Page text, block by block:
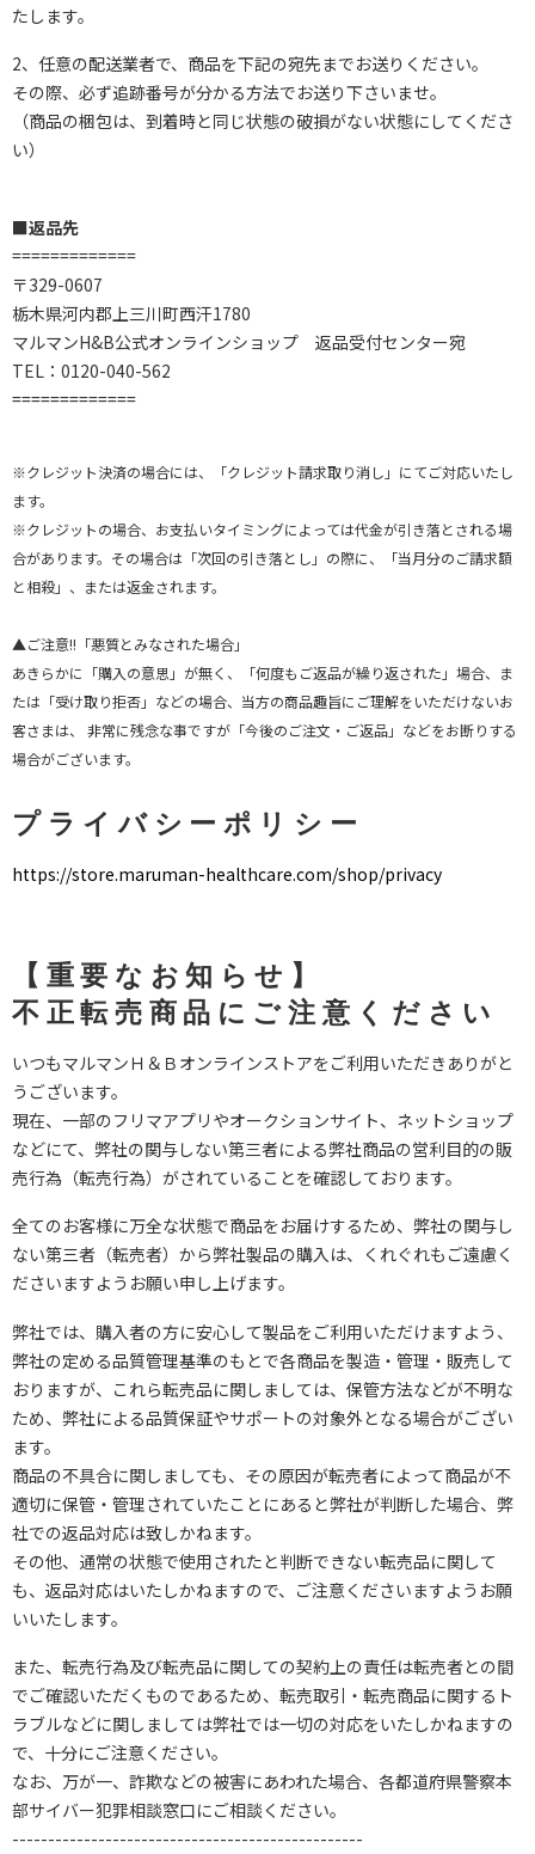
たします。
2、任意の配送業者で、商品を下記の宛先までお送りください。
その際、必ず追跡番号が分かる方法でお送り下さいませ。
（商品の梱包は、到着時と同じ状態の破損がない状態にしてくださ
い）
■返品先
=============
〒329-0607
栃木県河内郡上三川町西汗1780
マルマンH&B公式オンラインショップ 返品受付センター宛
TEL：0120-040-562
=============
※クレジット決済の場合には、「クレジット請求取り消し」にてご対応いたし
ます。
※クレジットの場合、お支払いタイミングによっては代金が引き落とされる場
合があります。その場合は「次回の引き落とし」の際に、「当月分のご請求額
と相殺」、または返金されます。
▲ご注意!!「悪質とみなされた場合」
あきらかに「購入の意思」が無く、「何度もご返品が繰り返された」場合、ま
たは「受け取り拒否」などの場合、当方の商品趣旨にご理解をいただけないお
客さまは、 非常に残念な事ですが「今後のご注文・ご返品」などをお断りする
場合がございます。
プライバシーポリシー
https://store.maruman-healthcare.com/shop/privacy
【重要なお知らせ】
不正転売商品にご注意ください
いつもマルマンＨ＆Ｂオンラインストアをご利用いただきありがと
うございます。
現在、一部のフリマアプリやオークションサイト、ネットショップ
などにて、弊社の関与しない第三者による弊社商品の営利目的の販
売行為（転売行為）がされていることを確認しております。
全てのお客様に万全な状態で商品をお届けするため、弊社の関与し
ない第三者（転売者）から弊社製品の購入は、くれぐれもご遠慮く
ださいますようお願い申し上げます。
弊社では、購入者の方に安心して製品をご利用いただけますよう、
弊社の定める品質管理基準のもとで各商品を製造・管理・販売して
おりますが、これら転売品に関しましては、保管方法などが不明な
ため、弊社による品質保証やサポートの対象外となる場合がござい
ます。
商品の不具合に関しましても、その原因が転売者によって商品が不
適切に保管・管理されていたことにあると弊社が判断した場合、弊
社での返品対応は致しかねます。
その他、通常の状態で使用されたと判断できない転売品に関して
も、返品対応はいたしかねますので、ご注意くださいますようお願
いいたします。
また、転売行為及び転売品に関しての契約上の責任は転売者との間
でご確認いただくものであるため、転売取引・転売商品に関するト
ラブルなどに関しましては弊社では一切の対応をいたしかねますの
で、十分にご注意ください。
なお、万が一、詐欺などの被害にあわれた場合、各都道府県警察本
部サイバー犯罪相談窓口にご相談ください。
-------------------------------------------------